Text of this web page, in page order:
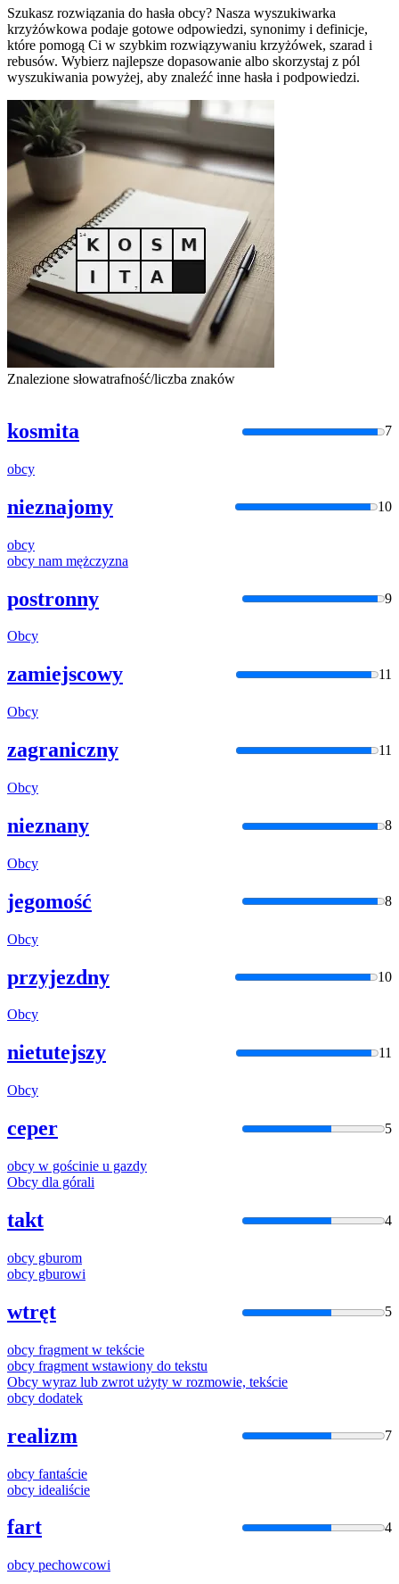
Szukasz rozwiązania do hasła obcy? Nasza wyszukiwarka
krzyżówkowa podaje gotowe odpowiedzi, synonimy i definicje,
które pomogą Ci w szybkim rozwiązywaniu krzyżówek, szarad i
rebusów. Wybierz najlepsze dopasowanie albo skorzystaj z pól
wyszukiwania powyżej, aby znaleźć inne hasła i podpowiedzi.
Znalezione słowatrafność/liczba znaków
kosmita 7
obcy
nieznajomy 10
obcy
obcy nam mężczyzna
postronny 9
Obcy
zamiejscowy 11
Obcy
zagraniczny 11
Obcy
nieznany 8
Obcy
jegomość 8
Obcy
przyjezdny 10
Obcy
nietutejszy 11
Obcy
ceper 5
obcy w gościnie u gazdy
Obcy dla górali
takt 4
obcy gburom
obcy gburowi
wtręt 5
obcy fragment w tekście
obcy fragment wstawiony do tekstu
Obcy wyraz lub zwrot użyty w rozmowie, tekście
obcy dodatek
realizm 7
obcy fantaście
obcy idealiście
fart 4
obcy pechowcowi